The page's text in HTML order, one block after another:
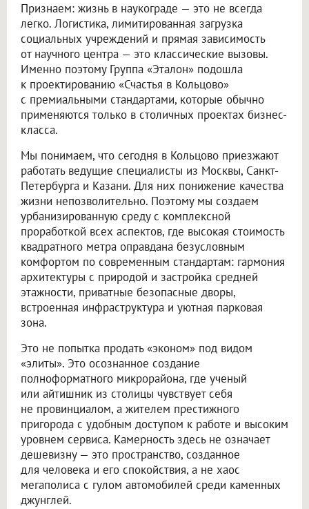
Признаем: жизнь в наукограде — это не всегда
легко. Логистика, лимитированная загрузка
социальных учреждений и прямая зависимость
от научного центра — это классические вызовы.
Именно поэтому Группа «Эталон» подошла
к проектированию «Счастья в Кольцово»
с премиальными стандартами, которые обычно
применяются только в столичных проектах бизнес-
класса.
Мы понимаем, что сегодня в Кольцово приезжают
работать ведущие специалисты из Москвы, Санкт-
Петербурга и Казани. Для них понижение качества
жизни непозволительно. Поэтому мы создаем
урбанизированную среду с комплексной
проработкой всех аспектов, где высокая стоимость
квадратного метра оправдана безусловным
комфортом по современным стандартам: гармония
архитектуры с природой и застройка средней
этажности, приватные безопасные дворы,
встроенная инфраструктура и уютная парковая
зона.
Это не попытка продать «эконом» под видом
«элиты». Это осознанное создание
полноформатного микрорайона, где ученый
или айтишник из столицы чувствует себя
не провинциалом, а жителем престижного
пригорода с удобным доступом к работе и высоким
уровнем сервиса. Камерность здесь не означает
дешевизну — это пространство, созданное
для человека и его спокойствия, а не хаос
мегаполиса с гулом автомобилей среди каменных
джунглей.